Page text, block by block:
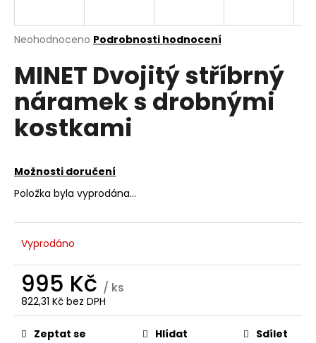
Průměrné
produktu
je
5
hvězdiček.
Neohodnoceno Podrobnosti hodnocení
MINET Dvojitý stříbrný
náramek s drobnými
kostkami
Možnosti doručení
Položka byla vyprodána…
Vyprodáno
995 Kč / ks
822,31 Kč bez DPH
Měrná
cena:Zeptat se Hlídat Sdílet
j
t
?
D
o
o
u
č
u